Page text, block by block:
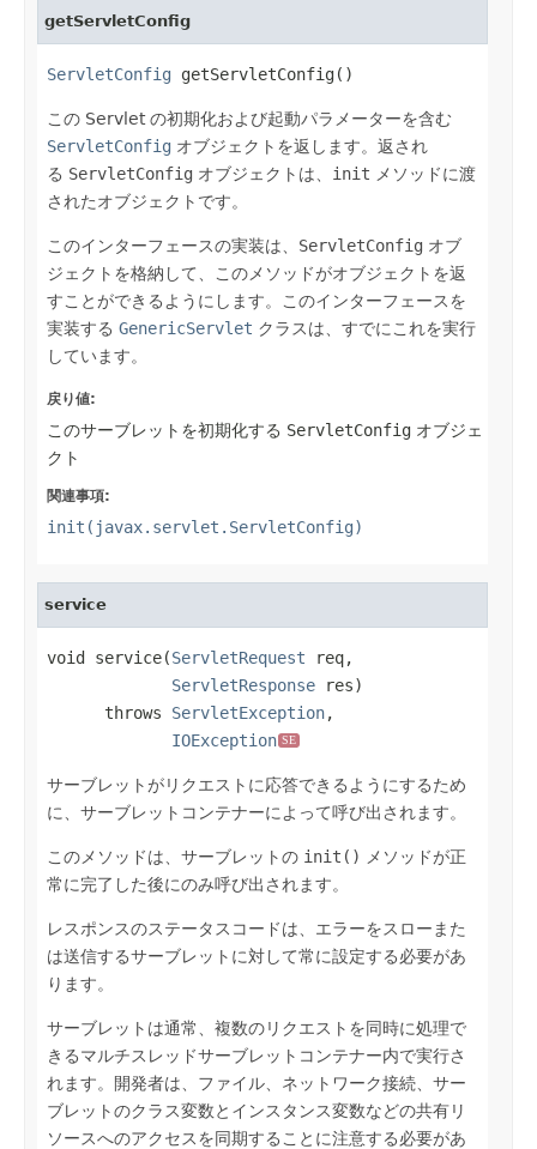
getServletConfig
ServletConfig getServletConfig()
この Servlet の初期化および起動パラメーターを含む
ServletConfig オブジェクトを返します。返され
る ServletConfig オブジェクトは、 init メソッドに渡
されたオブジェクトです。
このインターフェースの実装は、 ServletConfig オブ
ジェクトを格納して、このメソッドがオブジェクトを返
すことができるようにします。このインターフェースを
実装する GenericServlet クラスは、すでにこれを実行
しています。
戻り値:
このサーブレットを初期化する ServletConfig オブジェ
クト
関連事項:
init(javax.servlet.ServletConfig)
service
void service(ServletRequest req,
ServletResponse res)
      throws
ServletException,
IOException SE
サーブレットがリクエストに応答できるようにするため
に、サーブレットコンテナーによって呼び出されます。
このメソッドは、サーブレットの init()
メソッドが正
常に完了した後にのみ呼び出されます。
レスポンスのステータスコードは、エラーをスローまた
は送信するサーブレットに対して常に設定する必要があ
ります。
サーブレットは通常、複数のリクエストを同時に処理で
きるマルチスレッドサーブレットコンテナー内で実行さ
れます。開発者は、ファイル、ネットワーク接続、サー
ブレットのクラス変数とインスタンス変数などの共有リ
ソースへのアクセスを同期することに注意する必要があ